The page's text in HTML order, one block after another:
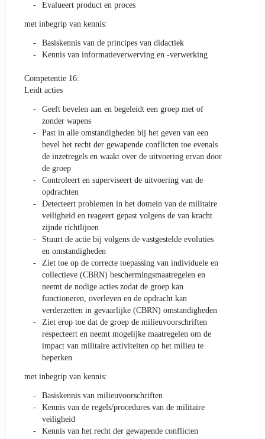
Evalueert product en proces
met inbegrip van kennis:
Basiskennis van de principes van didactiek
Kennis van informatieverwerving en -verwerking
Competentie 16:
Leidt acties
Geeft bevelen aan en begeleidt een groep met of
zonder wapens
Past in alle omstandigheden bij het geven van een
bevel het recht der gewapende conflicten toe evenals
de inzetregels en waakt over de uitvoering ervan door
de groep
Controleert en superviseert de uitvoering van de
opdrachten
Detecteert problemen in het domein van de militaire
veiligheid en reageert gepast volgens de van kracht
zijnde richtlijnen
Stuurt de actie bij volgens de vastgestelde evoluties
en omstandigheden
Ziet toe op de correcte toepassing van individuele en
collectieve (CBRN) beschermingsmaatregelen en
neemt de nodige acties zodat de groep kan
functioneren, overleven en de opdracht kan
verderzetten in gevaarlijke (CBRN) omstandigheden
Ziet erop toe dat de groep de milieuvoorschriften
respecteert en neemt mogelijke maatregelen om de
impact van militaire activiteiten op het milieu te
beperken
met inbegrip van kennis:
Basiskennis van milieuvoorschriften
Kennis van de regels/procedures van de militaire
veiligheid
Kennis van het recht der gewapende conflicten